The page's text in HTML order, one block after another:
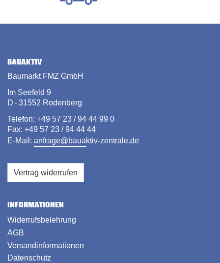
BAUAKTIV
Baumarkt FMZ GmbH
Im Seefeld 9
D - 31552 Rodenberg
Telefon: +49 57 23 / 94 44 99 0
Fax: +49 57 23 / 94 44 44
E-Mail: anfrage@bauaktiv-zentrale.de
Vertrag widerrufen
INFORMATIONEN
Widerrufsbelehrung
AGB
Versandinformationen
Datenschutz